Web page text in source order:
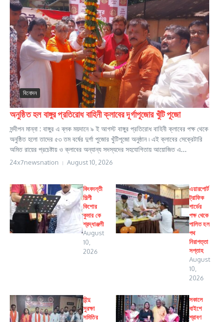
বিনোদন
অনুষ্ঠিত হল বাঙ্গুর প্রতিরোধ বাহিনী ক্লাবের দূর্গাপূজোর খুঁটি পূজো
সন্দীপন মান্না : বাঙ্গুর এ ব্লক ময়দানে ৯ ই আগস্ট বাঙ্গুর প্রতিরোধ বাহিনী ক্লাবের পক্ষ থেকে
অনুষ্ঠিত হলো তাদের ৫৩ তম বর্ষের দুর্গা পুজোর খুঁটিপূজো অনুষ্ঠান ৷ এই ক্লাবের সেক্রেটারি
অমিত রায়ের প্রচেষ্টায় ও ক্লাবের অন্যান্য সদস্যদের সহযোগিতায় আয়োজিত এ...
24x7newsnation August 10, 2026
কিংবদন্তী
শিল্পী
কিশোর
কুমার কে
শ্রদ্ধাঞ্জলী
August
10,
2026
এয়ারপোর্ট
ট্রাফিক
গার্ডের
পক্ষ থেকে
পালিত হল
পথ
নিরাপত্তা
সপ্তাহ
August
10,
2026
হিন্দু
সুরক্ষা
সমিতির
সকালে
বাইশে
শ্রাবণ